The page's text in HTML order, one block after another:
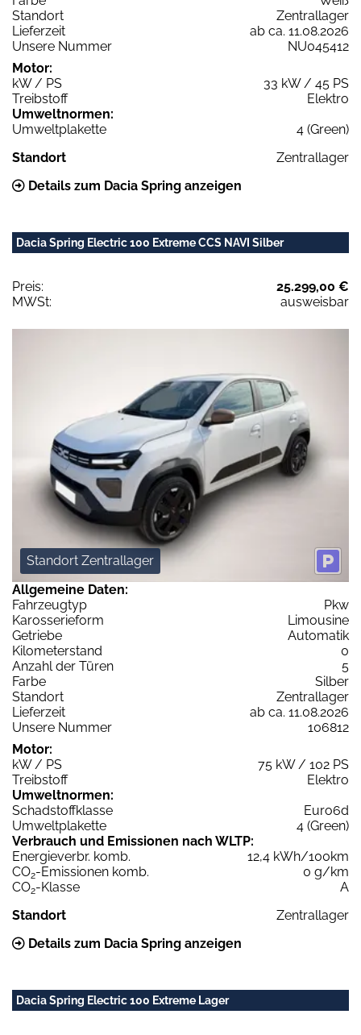
Standort
Zentrallager
Lieferzeit
ab ca. 11.08.2026
Unsere Nummer
NU045412
Motor:
kW / PS
33 kW / 45 PS
Treibstoff
Elektro
Umweltnormen:
Umweltplakette
4 (Green)
Standort
Zentrallager
Details zum Dacia Spring anzeigen
Dacia Spring Electric 100 Extreme CCS NAVI Silber
Preis:
25.299,00 €
MWSt:
ausweisbar
Standort Zentrallager
Allgemeine Daten:
Fahrzeugtyp
Pkw
Karosserieform
Limousine
Getriebe
Automatik
Kilometerstand
0
Anzahl der Türen
5
Farbe
Silber
Standort
Zentrallager
Lieferzeit
ab ca. 11.08.2026
Unsere Nummer
106812
Motor:
kW / PS
75 kW / 102 PS
Treibstoff
Elektro
Umweltnormen:
Schadstoffklasse
Euro6d
Umweltplakette
4 (Green)
Verbrauch und Emissionen nach WLTP:
Energieverbr. komb.
12,4 kWh/100km
CO2-Emissionen komb.
0 g/km
CO2-Klasse
A
Standort
Zentrallager
Details zum Dacia Spring anzeigen
Dacia Spring Electric 100 Extreme Lager